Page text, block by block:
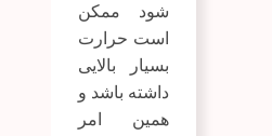
شود ممکن
است حرارت
بسیار بالایی
داشته باشد و
همین امر